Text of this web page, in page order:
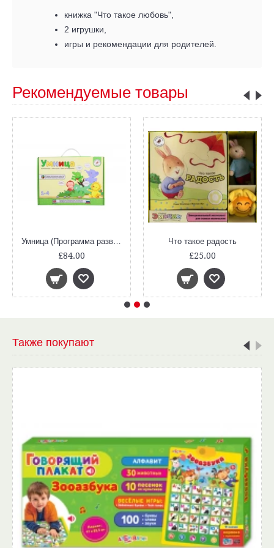
книжка "Что такое любовь",
2 игрушки,
игры и рекомендации для родителей.
Рекомендуемые товары
£84.00
Что такое радость
£25.00
Также покупают